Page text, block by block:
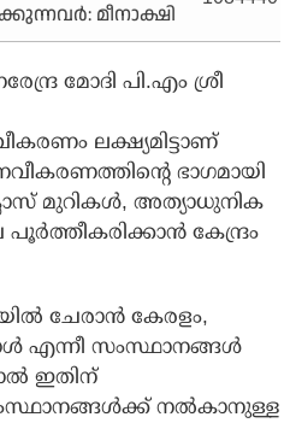
മീനാക്ഷി
മോദി പി.എം ശ്രീ
ലക്ഷ്യമിട്ടാണ്
ഭാഗമായി
മുറികള്‍, അത്യാധുനിക
കേന്ദ്രം
ചേരാന്‍ കേരളം,
എന്നീ സംസ്ഥാനങ്ങള്‍
ഇതിന്
നല്‍കാനുള്ള